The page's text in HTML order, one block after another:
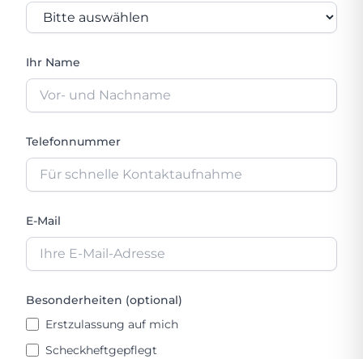
Ihr Name
Telefonnummer
E-Mail
Besonderheiten (optional)
Erstzulassung auf mich
Scheckheftgepflegt